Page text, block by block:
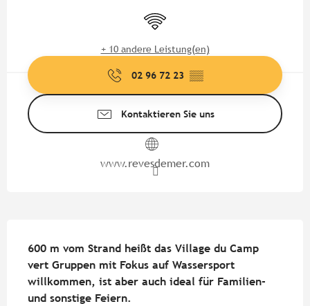
Wi-Fi
+ 10 andere Leistung(en)
02 96 72 23 ▒▒
Kontaktieren Sie uns
www.revesdemer.com
600 m vom Strand heißt das Village du Camp
vert Gruppen mit Fokus auf Wassersport
willkommen, ist aber auch ideal für Familien-
und sonstige Feiern.